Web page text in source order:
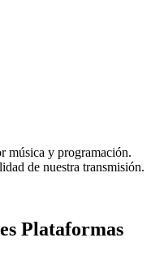
música y programación.
de nuestra transmisión.
Plataformas